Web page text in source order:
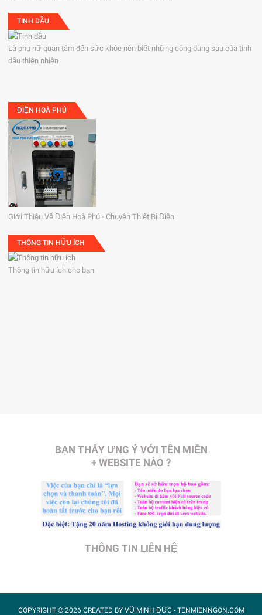
TINH DẦU
Là phụ nữ quan tâm đến sức khỏe nên biết những công dụng sau của tinh
dầu thiên nhiên
ĐIỆN HOÀ PHÚ
Giới Thiệu Về Điện Hoà Phú - Chuyên Thiết Bị Điện
THÔNG TIN HỮU ÍCH
Thông tin hữu ích cho bạn
BẠN THẤY ƯNG Ý VỚI TÊN MIỀN
+ WEBSITE NÀO ?
THÔNG TIN LIÊN HỆ
COPYRIGHT © 2026 CREATED BY VŨ MINH ĐỨC- TENMIENNGON.COM